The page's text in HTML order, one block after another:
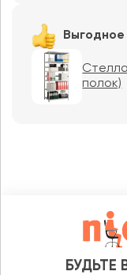
полок)
БУДЬТЕ